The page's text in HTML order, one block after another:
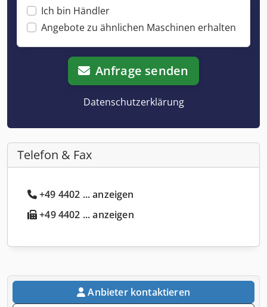
Ich bin Händler
Angebote zu ähnlichen Maschinen erhalten
Anfrage senden
Datenschutzerklärung
Telefon & Fax
+49 4402 ... anzeigen
+49 4402 ... anzeigen
Anbieter kontaktieren